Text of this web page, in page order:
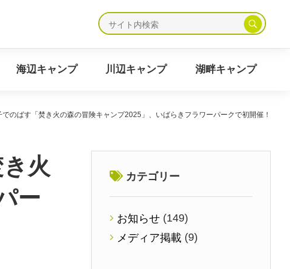
海辺キャンプ 川辺キャンプ 湖畔キャンプ
海辺キャンプ 川辺キャンプ 湖畔キャンプ
でのばす「焚き火の森の冒険キャンプ2025」、いばらきフラワーパークで初開催！
火
ー
カテゴリー
お知らせ (149)
メディア掲載 (9)